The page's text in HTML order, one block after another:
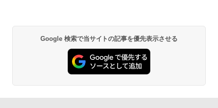
Google 検索で当サイトの記事を優先表示させる